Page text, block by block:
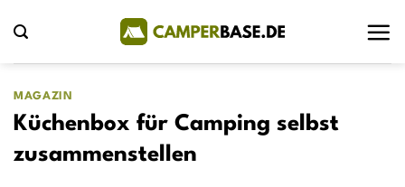
Inhalt
springen
MAGAZIN
Küchenbox für Camping selbst
zusammenstellen